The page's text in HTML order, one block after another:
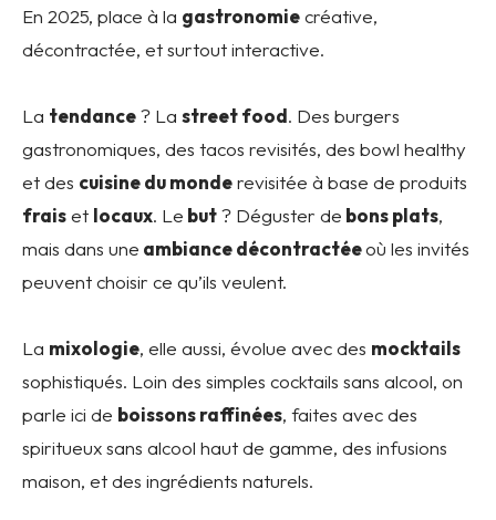
En 2025, place à la gastronomiecréative,
décontractée, et surtout interactive.
La tendance? La street food. Des burgers
gastronomiques, des tacos revisités, des bowl healthy
et des cuisine du monderevisitée à base de produits
fraiset locaux. Le but? Déguster de bons plats,
mais dans une ambiance décontractéeoù les invités
peuvent choisir ce qu’ils veulent.
La mixologie, elle aussi, évolue avec des mocktails
sophistiqués. Loin des simples cocktails sans alcool, on
parle ici de boissons raffinées, faites avec des
spiritueux sans alcool haut de gamme, des infusions
maison, et des ingrédients naturels.